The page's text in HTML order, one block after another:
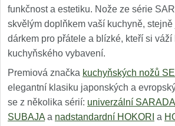
funkčnost a estetiku. Nože ze série
skvělým doplňkem vaší kuchyně,
dárkem pro přátele a blízké, kteří si
kuchyňského vybavení.
Premiová značka kuchyňských nožů
elegantní klasiku japonských a
se z několika sérií: univerzální SARADA
SUBAJA a nadstandardní HOKORI a